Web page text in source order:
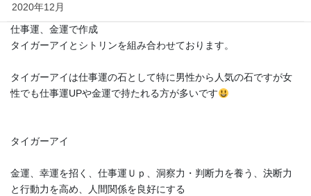
干支の梵字と
仕事運、金運で作成
タイガーアイとシトリンを組み合わせております。
タイガーアイは仕事運の石として特に男性から人気の石ですが女
性でも仕事運UPや金運で持たれる方が多いです
タイガーアイ
金運、幸運を招く、仕事運Ｕｐ、洞察力・判断力を養う、決断力
と行動力を高め、人間関係を良好にする
2020年12月
2020年11月
2020年9月
2020年6月